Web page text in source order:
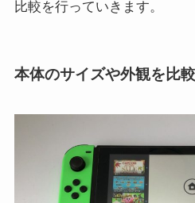
比較を行っていきます。
本体のサイズや外観を比較